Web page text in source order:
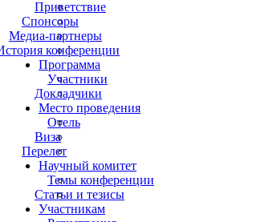
Приветствие
Спонсоры
Медиа-партнеры
конференции
Программа
Участники
Докладчики
Место проведения
Отель
Виза
Перелет
Научный комитет
Темы конференции
Статьи и тезисы
Участникам